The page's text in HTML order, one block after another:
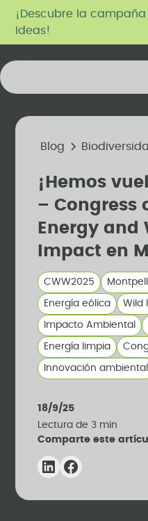
¡Descubre la
Ideas!
Blog
¡Hemos
– Congress
Energy and
Impact en
CWW2025
Energía eólica Wild
Impacto Ambiental
Energía limpia
Innovación ambiental
18/9/25
Lectura de 3 min
Comparte este